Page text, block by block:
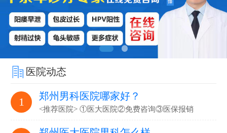
医院动态
1 郑州男科医院哪家好？
<推荐医院> ①医大医院②免费咨询③医保报销